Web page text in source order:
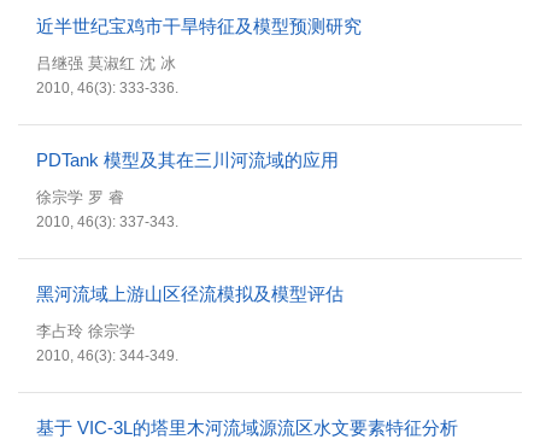
近半世纪宝鸡市干旱特征及模型预测研究
吕继强 莫淑红 沈 冰
2010, 46(3): 333-336.
PDTank 模型及其在三川河流域的应用
徐宗学 罗 睿
2010, 46(3): 337-343.
黑河流域上游山区径流模拟及模型评估
李占玲 徐宗学
2010, 46(3): 344-349.
基于 VIC-3L的塔里木河流域源流区水文要素特征分析